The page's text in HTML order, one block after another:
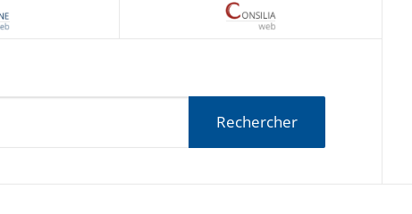
ARIANEWEB
Rechercher